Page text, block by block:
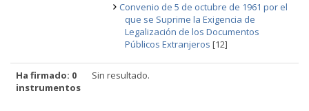
Convenio de 5 de octubre de 1961 por el
que se Suprime la Exigencia de
Legalización de los Documentos
Públicos Extranjeros [12]
Ha firmado: 0
instrumentos
Sin resultado.